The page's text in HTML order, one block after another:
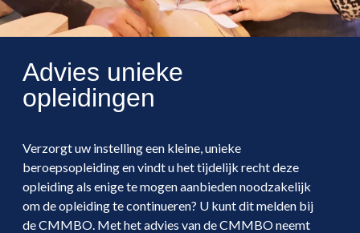
Advies unieke
opleidingen
Verzorgt uw instelling een kleine, unieke
beroepsopleiding en vindt u het tijdelijk recht deze
opleiding als enige te mogen aanbieden noodzakelijk
om de opleiding te continueren? U kunt dit melden bij
de CMMBO. Met het advies van de CMMBO neemt